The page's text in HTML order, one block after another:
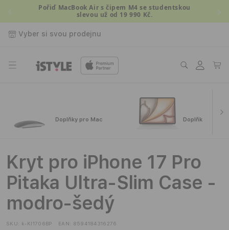
Přejít kPořiď MacBook Air s čipem M4 se studentskou
slevou už od 19 990 Kč.
Vyber si svou prodejnu
Přihlásit
se
Košík
Doplňky pro Mac Doplňky pro
Kryt pro iPhone 17 Pro
Pitaka Ultra-Slim Case -
modro-šedý
SKU: k-KI1706BP EAN: 8594184316276